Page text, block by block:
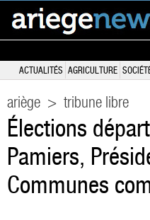
ACTUALITÉS AGRICULTURE
ariège > tribune libre
Élections
Pamiers,
Communes